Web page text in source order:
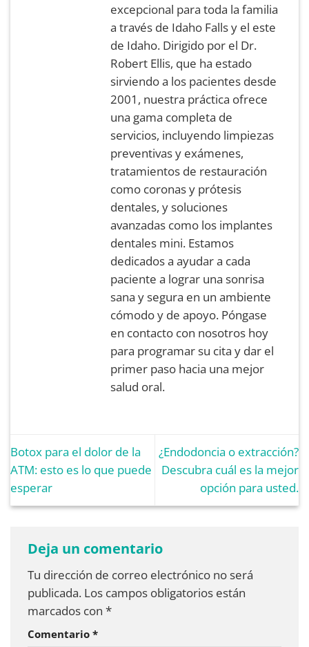
excepcional para toda la familia
a través de Idaho Falls y el este
de Idaho. Dirigido por el Dr.
Robert Ellis, que ha estado
sirviendo a los pacientes desde
2001, nuestra práctica ofrece
una gama completa de
servicios, incluyendo limpiezas
preventivas y exámenes,
tratamientos de restauración
como coronas y prótesis
dentales, y soluciones
avanzadas como los implantes
dentales mini. Estamos
dedicados a ayudar a cada
paciente a lograr una sonrisa
sana y segura en un ambiente
cómodo y de apoyo. Póngase
en contacto con nosotros hoy
para programar su cita y dar el
primer paso hacia una mejor
salud oral.
Botox para el dolor de la
ATM: esto es lo que puede
esperar
¿Endodoncia o extracción?
Descubra cuál es la mejor
opción para usted.
Deja un comentario
Tu dirección de correo electrónico no será
publicada. Los campos obligatorios están
marcados con *
Comentario *